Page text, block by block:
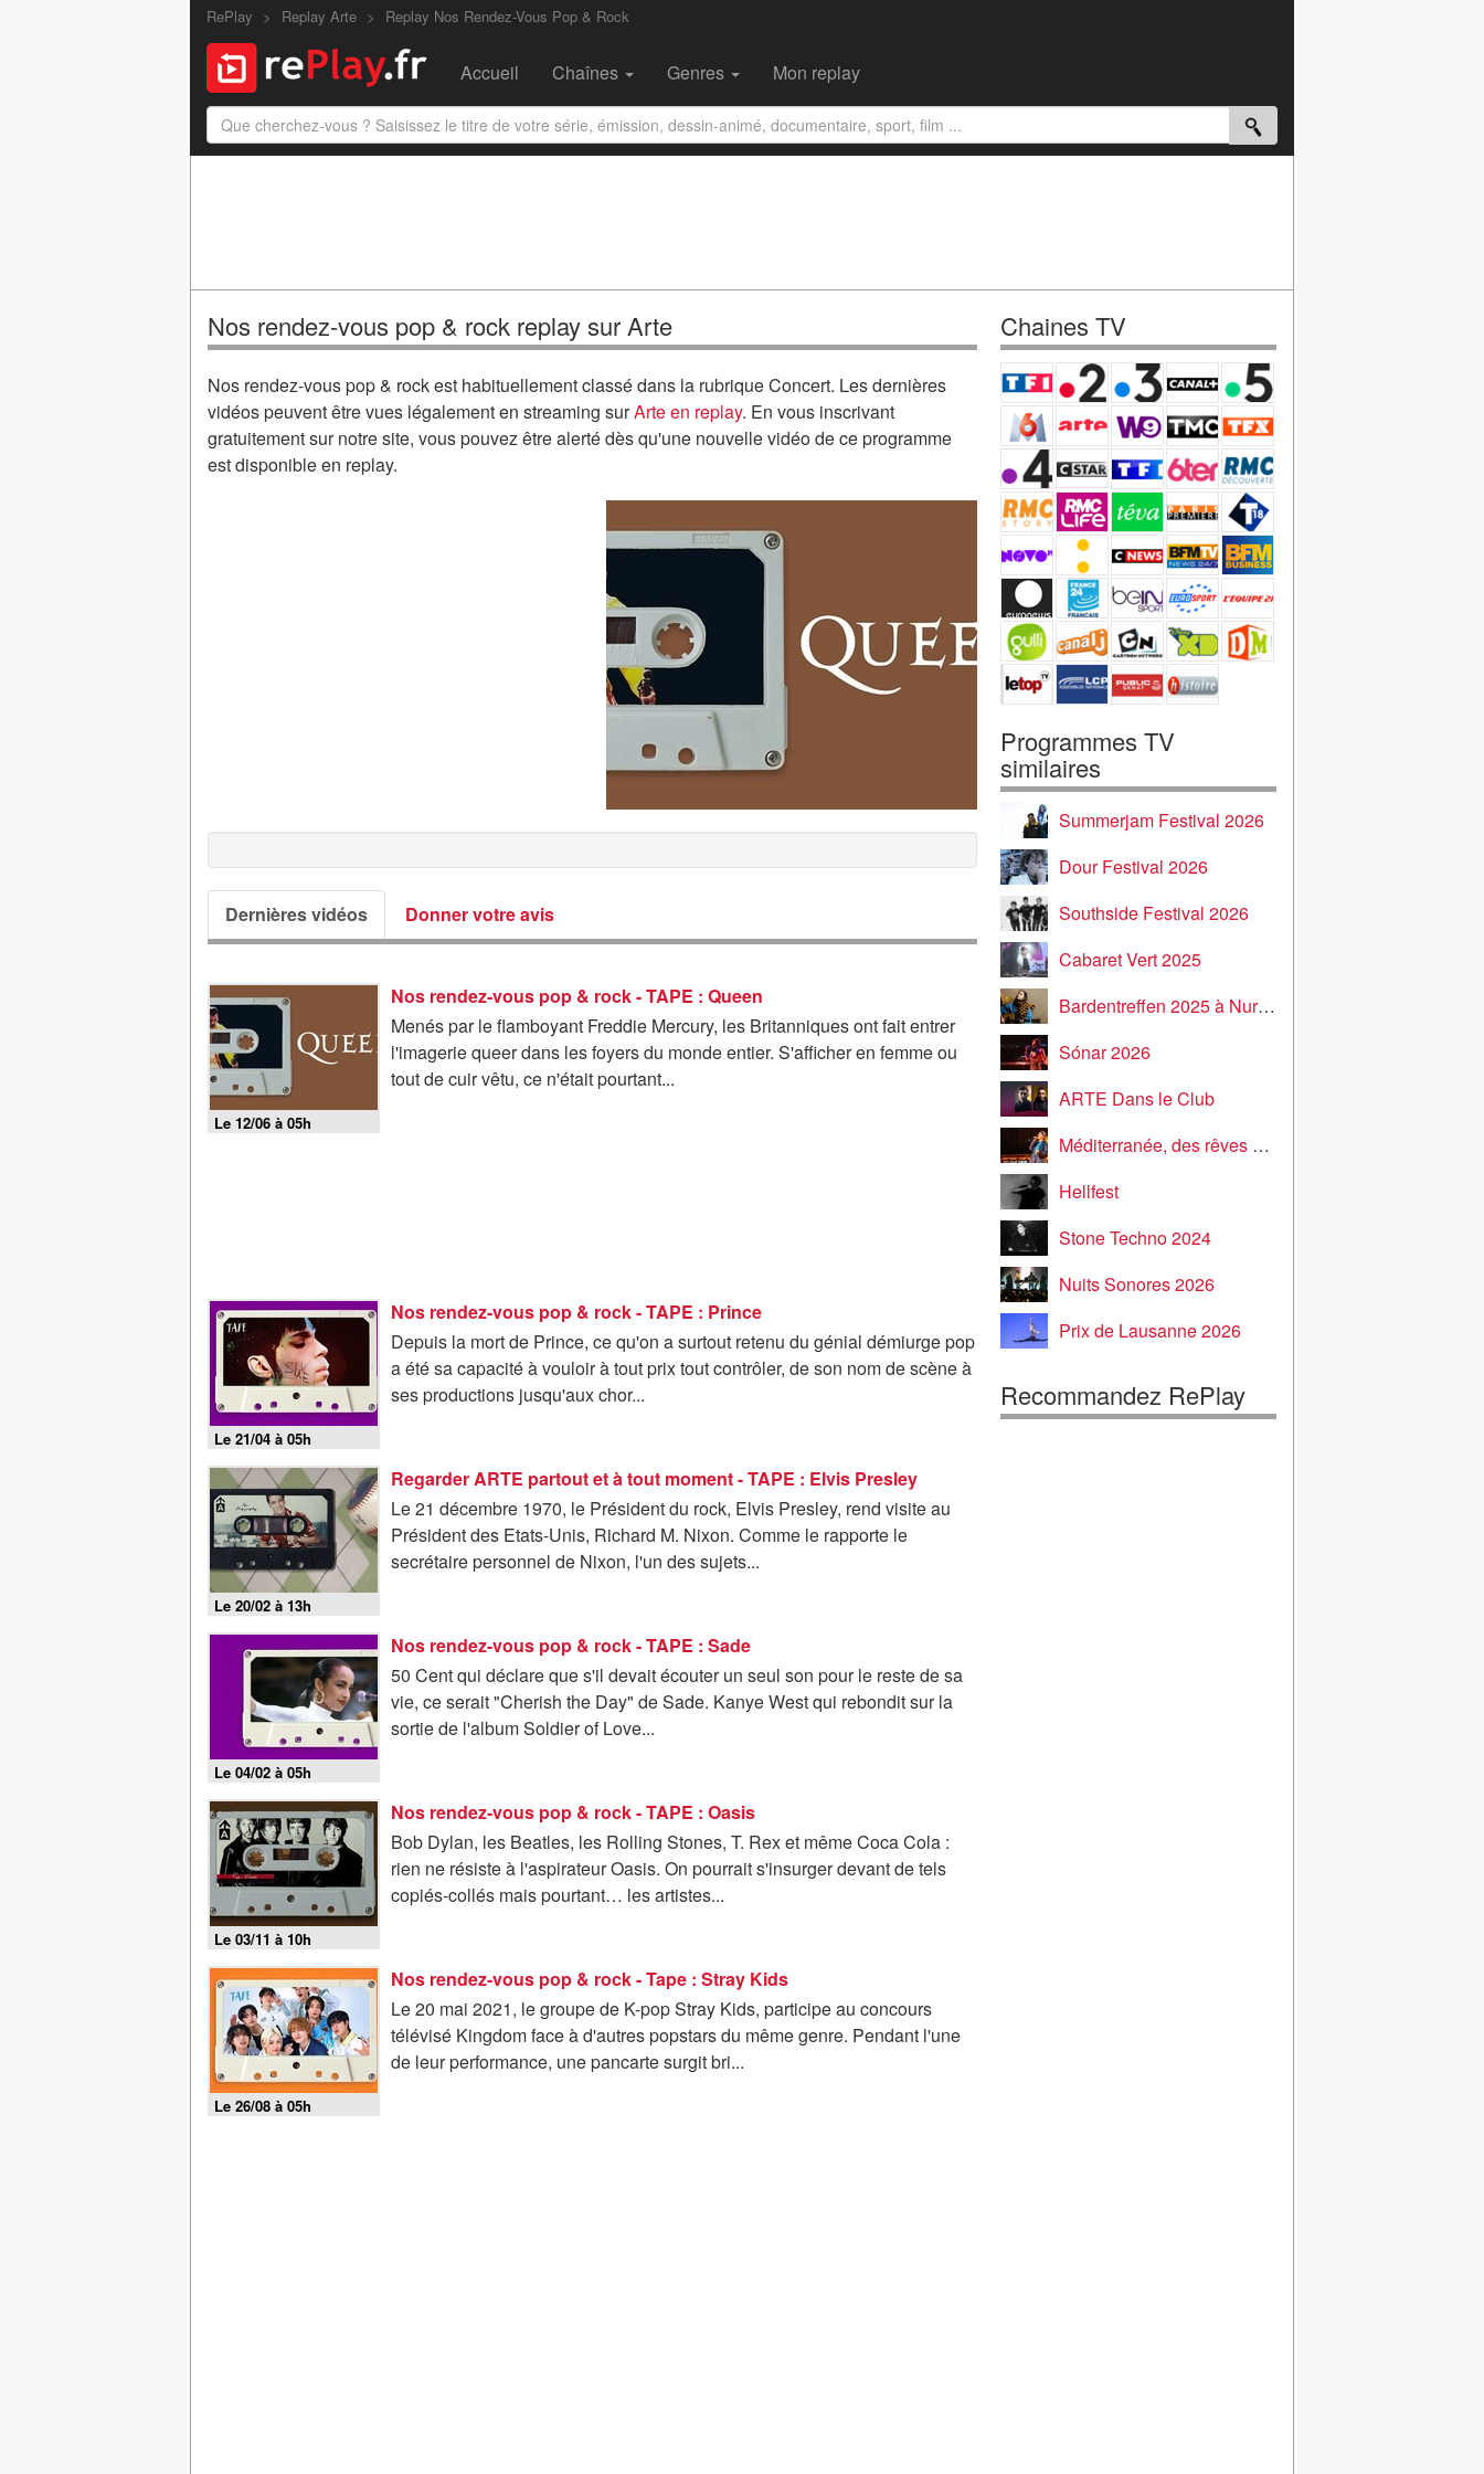
RePlay Replay Arte Replay Nos Rendez-Vous Pop & Rock
Accueil Chaînes Genres Mon replay
Nos rendez-vous pop & rock replay sur Arte
Nos rendez-vous pop & rock est habituellement classé dans la rubrique Concert. Les dernières
vidéos peuvent être vues légalement en streaming surArte en replay. En vous inscrivant
gratuitement sur notre site, vous pouvez être alerté dès qu'une nouvelle vidéo de ce programme
est disponible en replay.
Dernières vidéos Donner votre avis
Le 12/06 à 05h
Nos rendez-vous pop & rock - TAPE : Queen
Menés par le flamboyant Freddie Mercury, les Britanniques ont fait entrer
l'imagerie queer dans les foyers du monde entier. S'afficher en femme ou
tout de cuir vêtu, ce n'était pourtant...
Le 21/04 à 05h
Nos rendez-vous pop & rock - TAPE : Prince
Depuis la mort de Prince, ce qu'on a surtout retenu du génial démiurge pop
a été sa capacité à vouloir à tout prix tout contrôler, de son nom de scène à
ses productions jusqu'aux chor...
Le 20/02 à 13h
Regarder ARTE partout et à tout moment - TAPE : Elvis Presley
Le 21 décembre 1970, le Président du rock, Elvis Presley, rend visite au
Président des Etats-Unis, Richard M. Nixon. Comme le rapporte le
secrétaire personnel de Nixon, l'un des sujets...
Le 04/02 à 05h
Nos rendez-vous pop & rock - TAPE : Sade
50 Cent qui déclare que s'il devait écouter un seul son pour le reste de sa
vie, ce serait "Cherish the Day" de Sade. Kanye West qui rebondit sur la
sortie de l'album Soldier of Love...
Le 03/11 à 10h
Nos rendez-vous pop & rock - TAPE : Oasis
Bob Dylan, les Beatles, les Rolling Stones, T. Rex et même Coca Cola :
rien ne résiste à l'aspirateur Oasis. On pourrait s'insurger devant de tels
copiés-collés mais pourtant… les artistes...
Le 26/08 à 05h
Nos rendez-vous pop & rock - Tape : Stray Kids
Le 20 mai 2021, le groupe de K-pop Stray Kids, participe au concours
télévisé Kingdom face à d'autres popstars du même genre. Pendant l'une
de leur performance, une pancarte surgit bri...
Chaines TV
Programmes TV
similaires
Summerjam Festival 2026
Dour Festival 2026
Southside Festival 2026
Cabaret Vert 2025
Bardentreffen 2025 à Nuremberg
Sónar 2026
ARTE Dans le Club
Méditerranée, des rêves et des rives
Hellfest
Stone Techno 2024
Nuits Sonores 2026
Prix de Lausanne 2026
Recommandez RePlay